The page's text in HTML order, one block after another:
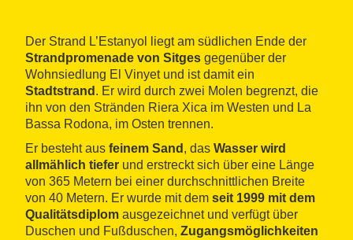
Der Strand L’Estanyol liegt am südlichen Ende der
Strandpromenade von Sitges gegenüber der
Wohnsiedlung El Vinyet und ist damit ein
Stadtstrand . Er wird durch zwei Molen begrenzt, die
ihn von den Stränden Riera Xica im Westen und La
Bassa Rodona, im Osten trennen.
Er besteht aus feinem Sand , das Wasser wird
allmählich tiefer und erstreckt sich über eine Länge
von 365 Metern bei einer durchschnittlichen Breite
von 40 Metern. Er wurde mit dem seit 1999 mit dem
Qualitätsdiplom ausgezeichnet und verfügt über
Duschen und Fußduschen, Zugangsmöglichkeiten